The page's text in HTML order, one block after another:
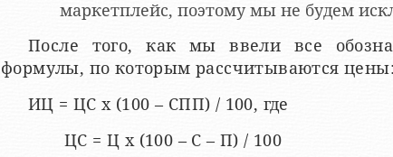
маркетплейс, поэтому мы не будем
После того, как мы ввели все
формулы, по которым рассчитываются цены:
ИЦ = ЦС х (100 – СПП) / 100, где
ЦС = Ц х (100 – С – П) / 100